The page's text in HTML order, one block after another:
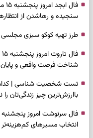
سنجیده و رهاشدن از
طرز تهیه کوکو سبزی
شناخت فرصت واقعی و
تست شخصیت شناسی | کدام
باارزش‌ترین چیز زندگی‌تان
انتخاب مسیرهای کم‌هزینه‌تر